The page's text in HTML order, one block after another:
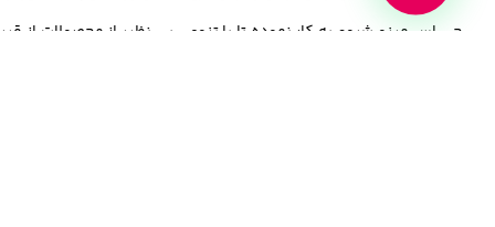
جی اس مینو شروع به کار نموده تا با تنوعی بی نظیر از محصولات از